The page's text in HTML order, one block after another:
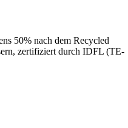
50% nach dem Recycled
zertifiziert durch IDFL (TE-